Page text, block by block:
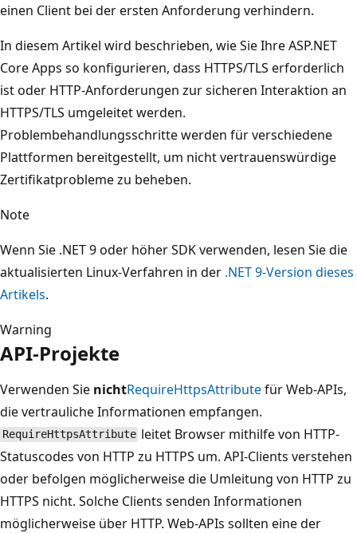
einen Client bei der ersten Anforderung verhindern.
In diesem Artikel wird beschrieben, wie Sie Ihre ASP.NET
Core Apps so konfigurieren, dass HTTPS/TLS erforderlich
ist oder HTTP-Anforderungen zur sicheren Interaktion an
HTTPS/TLS umgeleitet werden.
Problembehandlungsschritte werden für verschiedene
Plattformen bereitgestellt, um nicht vertrauenswürdige
Zertifikatprobleme zu beheben.
Note
Wenn Sie .NET 9 oder höher SDK verwenden, lesen Sie die
aktualisierten Linux-Verfahren in der .NET 9-Version dieses
Artikels.
Warning
API-Projekte
Verwenden Sie nichtRequireHttpsAttributefür Web-APIs,
die vertrauliche Informationen empfangen.
RequireHttpsAttribute leitet Browser mithilfe von HTTP-
Statuscodes von HTTP zu HTTPS um. API-Clients verstehen
oder befolgen möglicherweise die Umleitung von HTTP zu
HTTPS nicht. Solche Clients senden Informationen
möglicherweise über HTTP. Web-APIs sollten eine der